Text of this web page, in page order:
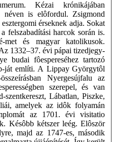
Kézai krónikájában
néven is elôfordul. Zsigmond
érseknek adja. Sokat
felszabadítási harcok során is.
met és magyar katolikusok.
1332–37. évi pápai tizedjegy-
budai fôespereséhez tartozó
ját említi. A Lippay Györgytôl
Nyergesújfalu az
szerepel, és van
Lábatlan, Piszke,
amelyek az idôk folyamán
az 1701. évi visitatio
Késôbb kétszer leég. Elôször
majd az 1747-es, második